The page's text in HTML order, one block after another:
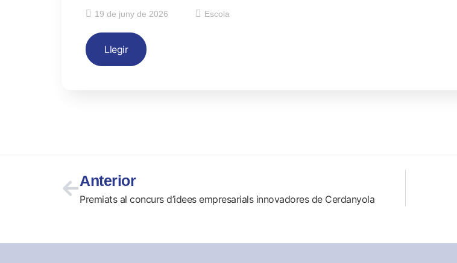
19 de juny de 2026 Escola
Llegir
Anterior
Premiats al concurs d’idees empresarials innovadores de Cerdanyola